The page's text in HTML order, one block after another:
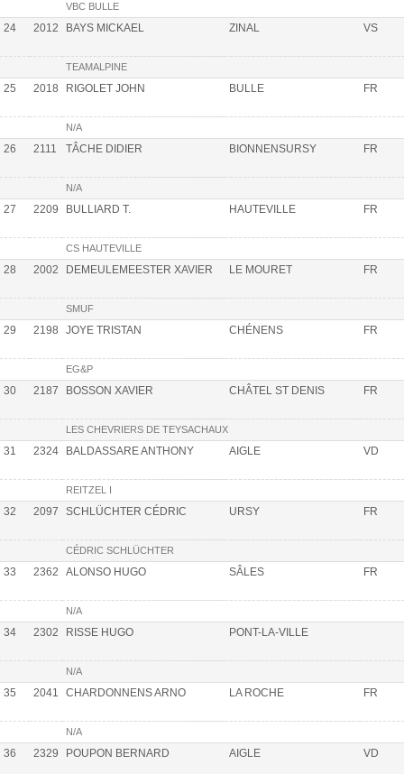
VBC BULLE
24 2012 BAYS MICKAEL ZINAL VS
TEAMALPINE
25 2018 RIGOLET JOHN BULLE FR
N/A
26 2111 TÂCHE DIDIER BIONNENSURSY FR
N/A
27 2209 BULLIARD T. HAUTEVILLE FR
CS HAUTEVILLE
28 2002 DEMEULEMEESTER XAVIER LE MOURET FR
SMUF
29 2198 JOYE TRISTAN CHÉNENS FR
EG&P
30 2187 BOSSON XAVIER CHÂTEL ST DENIS FR
LES CHEVRIERS DE TEYSACHAUX
31 2324 BALDASSARE ANTHONY AIGLE VD
REITZEL I
32 2097 SCHLÜCHTER CÉDRIC URSY FR
CÉDRIC SCHLÜCHTER
33 2362 ALONSO HUGO SÂLES FR
N/A
34 2302 RISSE HUGO PONT-LA-VILLE
N/A
35 2041 CHARDONNENS ARNO LA ROCHE FR
N/A
36 2329 POUPON BERNARD AIGLE VD